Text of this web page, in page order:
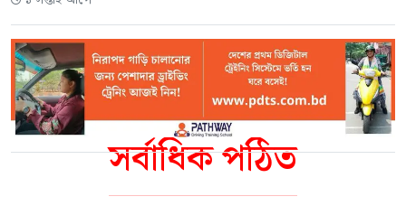
সর্বাধিক পঠিত